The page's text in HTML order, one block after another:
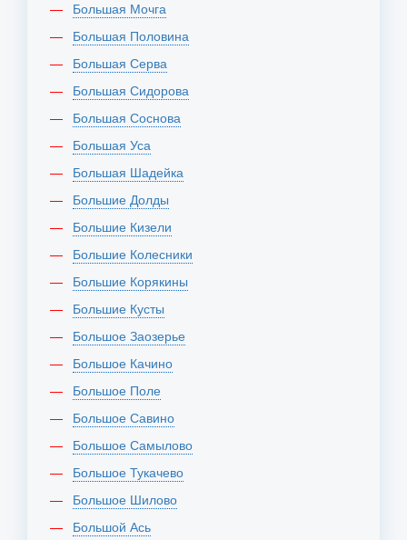
Большая Мочга
Большая Половина
Большая Серва
Большая Сидорова
Большая Соснова
Большая Уса
Большая Шадейка
Большие Долды
Большие Кизели
Большие Колесники
Большие Корякины
Большие Кусты
Большое Заозерье
Большое Качино
Большое Поле
Большое Савино
Большое Самылово
Большое Тукачево
Большое Шилово
Большой Ась